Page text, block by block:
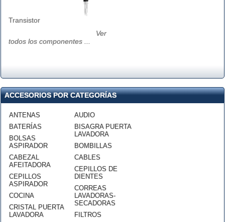
Transistor
Ver
todos los componentes ...
ACCESORIOS POR CATEGORÍAS
ANTENAS
BATERÍAS
BOLSAS
ASPIRADOR
CABEZAL
AFEITADORA
CEPILLOS
ASPIRADOR
COCINA
CRISTAL PUERTA
LAVADORA
AUDIO
BISAGRA PUERTA
LAVADORA
BOMBILLAS
CABLES
CEPILLOS DE
DIENTES
CORREAS
LAVADORAS-
SECADORAS
FILTROS